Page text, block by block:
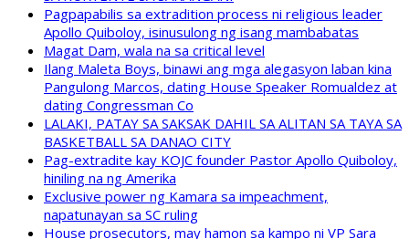
Pagpapabilis sa extradition process ni religious leader
Apollo Quiboloy, isinusulong ng isang mambabatas
Magat Dam, wala na sa critical level
Ilang Maleta Boys, binawi ang mga alegasyon laban kina
Pangulong Marcos, dating House Speaker Romualdez at
dating Congressman Co
LALAKI, PATAY SA SAKSAK DAHIL SA ALITAN SA TAYA SA
BASKETBALL SA DANAO CITY
Pag-extradite kay KOJC founder Pastor Apollo Quiboloy,
hiniling na ng Amerika
Exclusive power ng Kamara sa impeachment,
napatunayan sa SC ruling
House prosecutors, may hamon sa kampo ni VP Sara